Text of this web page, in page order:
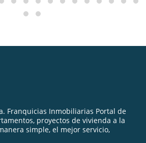
Franquicias Inmobiliarias Portal de
proyectos de vivienda a la
simple, el mejor servicio,